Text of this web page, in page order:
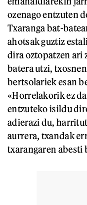
ozenago entzuten
Txaranga bat-
ahotsak guztiz
dira oztopatzen ari
batera utzi,
bertsolariek esan
«Horrelakorik ez da
entzuteko isildu
adierazi du,
aurrera, txandak
txarangaren abesti